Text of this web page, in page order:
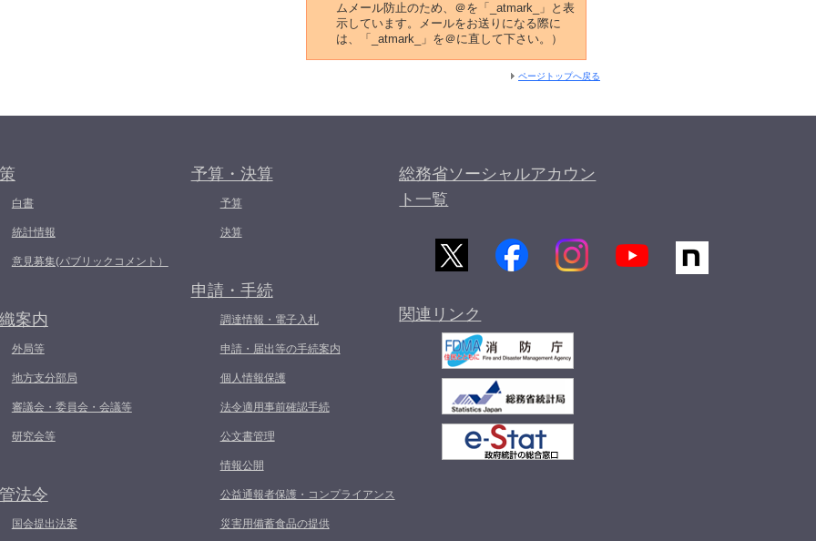
ムメール防止のため、＠を「_atmark_」と表
示しています。メールをお送りになる際に
は、「_atmark_」を＠に直して下さい。）
ページトップへ戻る
白書
統計情報
意見募集(パブリックコメント）
案内
外局等
地方支分部局
審議会・委員会・会議等
研究会等
法令
国会提出法案
予算・決算
予算
決算
申請・手続
調達情報・電子入札
申請・届出等の手続案内
個人情報保護
法令適用事前確認手続
公文書管理
情報公開
公益通報者保護・コンプライアンス
災害用備蓄食品の提供
総務省ソーシャルアカウン
ト一覧
関連リンク